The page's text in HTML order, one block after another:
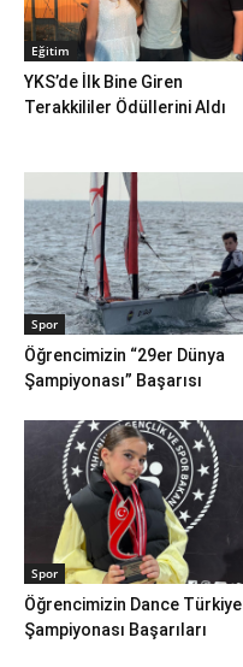
Eğitim
YKS’de İlk Bine Giren
Terakkililer Ödüllerini Aldı
Spor
Öğrencimizin “29er Dünya
Şampiyonası” Başarısı
Spor
Öğrencimizin Dance Türkiye
Şampiyonası Başarıları